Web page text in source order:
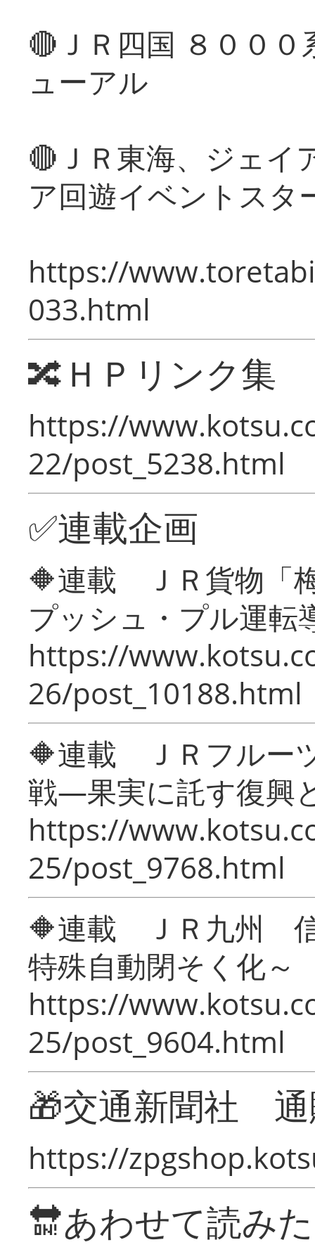
🔴ＪＲ四国 ８００
ューアル
🔴ＪＲ東海、ジェイ
ア回遊イベントスタ
https://
033.html
🔀ＨＰリンク集
https://
22/post_5238.html
✅連載企画
🔶連載 ＪＲ貨物「
プッシュ・プル運転
https://
26/post_10188.html
🔶連載 ＪＲフルー
戦―果実に託す復興
https://
25/post_9768.html
🔶連載 ＪＲ九州 信
特殊自動閉そく化～
https://
25/post_9604.html
🎁交通新聞社
https://
🔛あわせて読み